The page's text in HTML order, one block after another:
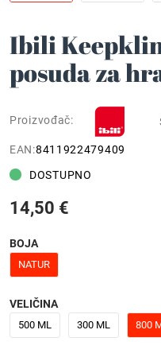
Ibili
posuda za
Proizvođač:
EAN:8411922479409
DOSTUPNO
14,50 €
BOJA
NATUR
VELIČINA
500 ML 300 ML 800